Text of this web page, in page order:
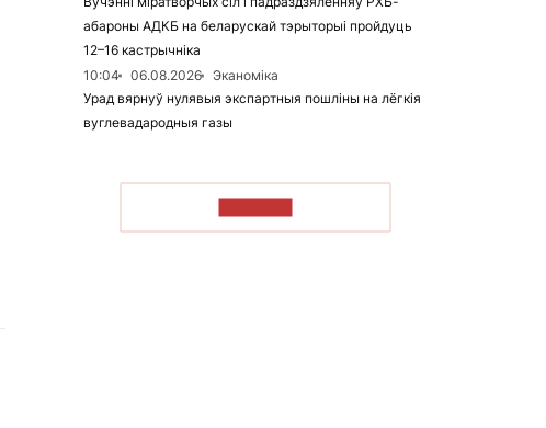
абароны АДКБ на беларускай тэрыторыі пройдуць
12–16 кастрычніка
10:04
06.08.2026
Эканоміка
Урад вярнуў нулявыя экспартныя пошліны на лёгкія
вуглевадародныя газы